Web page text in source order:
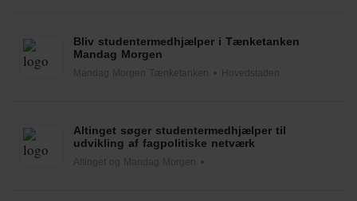
Bliv studentermedhjælper i Tænketanken
Mandag Morgen
Mandag Morgen Tænketanken Hovedstaden
Altinget søger studentermedhjælper til
udvikling af fagpolitiske netværk
Altinget og Mandag Morgen